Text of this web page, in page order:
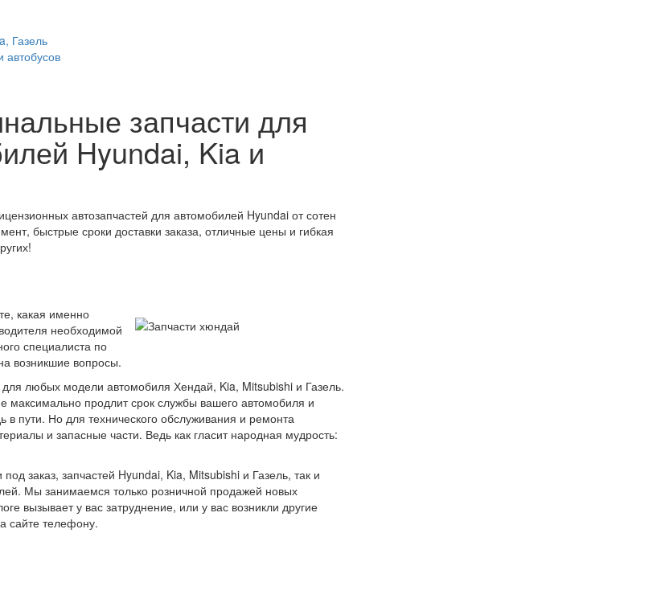
Газель
автобусов
запчасти для
Hyundai, Kia и
автозапчастей для автомобилей Hyundai от сотен
быстрые сроки доставки заказа, отличные цены и гибкая
какая именно
необходимой
специалиста по
возникшие вопросы.
любых модели автомобиля Хендай, Kia, Mitsubishi и Газель.
максимально продлит срок службы вашего автомобиля и
в пути. Но для технического обслуживания и ремонта
и запасные части. Ведь как гласит народная мудрость:
заказ, запчастей Hyundai, Kia, Mitsubishi и Газель, так и
Мы занимаемся только розничной продажей новых
вызывает у вас затруднение, или у вас возникли другие
сайте телефону.